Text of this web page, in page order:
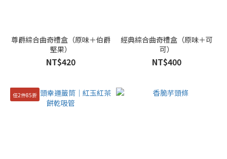
尊爵綜合曲奇禮盒（原味＋伯爵
堅果）
NT$420
經典綜合曲奇禮盒（原味＋可
可）
NT$400
任2件85折